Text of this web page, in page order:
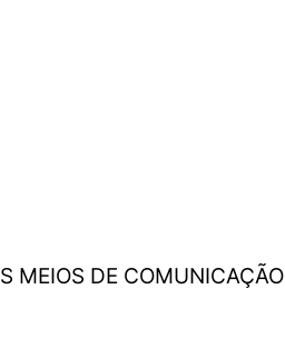
MEIOS DE COMUNICAÇÃO